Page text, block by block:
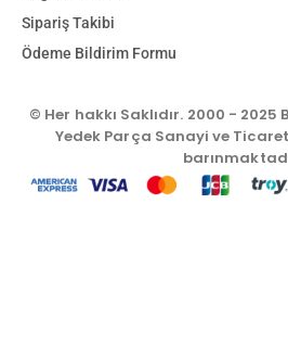
Sipariş Takibi
Ödeme Bildirim Formu
© Her hakkı Saklıdır. 2000 -
Yedek Parça Sanayi ve